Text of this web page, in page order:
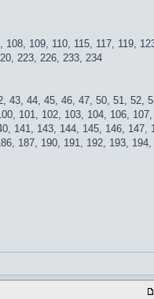
109, 110, 115, 117, 119,
223, 226, 233, 234
44, 45, 46, 47, 50, 51, 52,
101, 102, 103, 104, 106, 107,
141, 143, 144, 145, 146, 147,
187, 190, 191, 192, 193,